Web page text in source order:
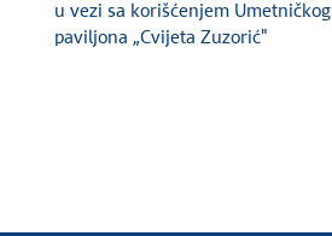
u vezi sa korišćenjem Umetničkog
paviljona „Cvijeta Zuzorić"